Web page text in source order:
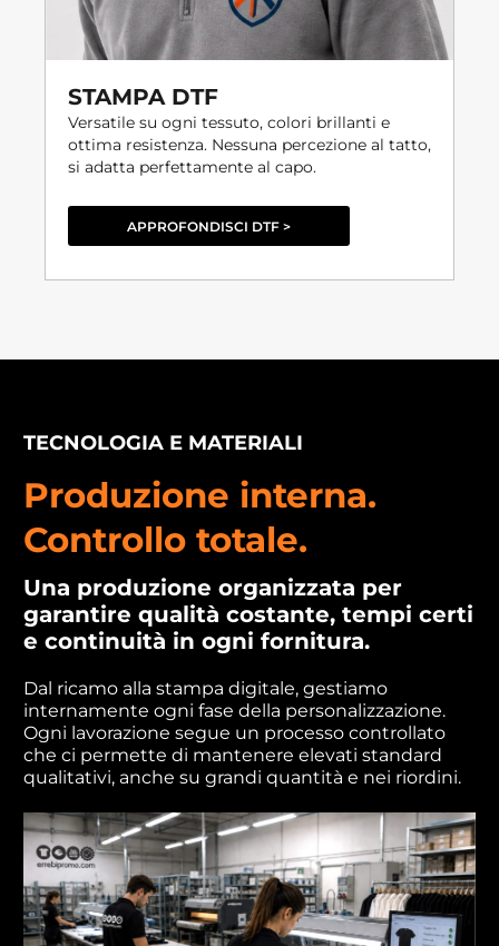
STAMPA DTF
Versatile su ogni tessuto, colori brillanti e
ottima resistenza. Nessuna percezione al tatto,
si adatta perfettamente al capo.
APPROFONDISCI DTF >
TECNOLOGIA E MATERIALI
Produzione interna.
Controllo totale.
Una produzione organizzata per
garantire qualità costante, tempi certi
e continuità in ogni fornitura.
Dal ricamo alla stampa digitale, gestiamo
internamente ogni fase della personalizzazione.
Ogni lavorazione segue un processo controllato
che ci permette di mantenere elevati standard
qualitativi, anche su grandi quantità e nei riordini.